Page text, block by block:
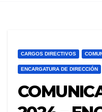
CARGOS DIRECTIVOS
ENCARGATURA DE DIRECCIÓN